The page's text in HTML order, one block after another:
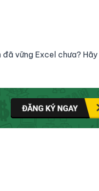
vững Excel chưa?